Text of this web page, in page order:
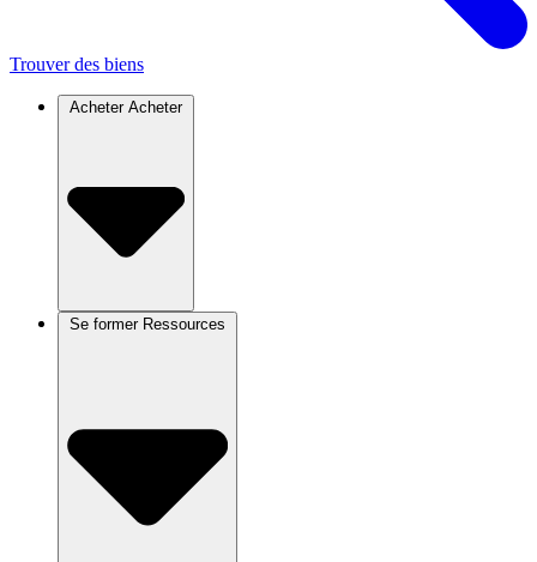
Trouver des biens
Acheter Acheter
Se former